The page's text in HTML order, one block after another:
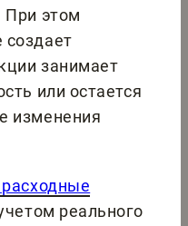
При этом
занимает
или остается
изменения
реального